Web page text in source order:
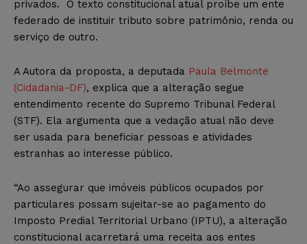
privados. O texto constitucional atual proíbe um ente
federado de instituir tributo sobre patrimônio, renda ou
serviço de outro.
A Autora da proposta, a deputada Paula Belmonte
(Cidadania-DF), explica que a alteração segue
entendimento recente do Supremo Tribunal Federal
(STF). Ela argumenta que a vedação atual não deve
ser usada para beneficiar pessoas e atividades
estranhas ao interesse público.
“Ao assegurar que imóveis públicos ocupados por
particulares possam sujeitar-se ao pagamento do
Imposto Predial Territorial Urbano (IPTU), a alteração
constitucional acarretará uma receita aos entes